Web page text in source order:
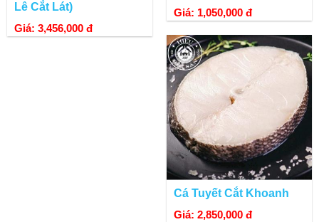
Lê Cắt Lát)
Giá: 3,456,000 đ
Giá: 1,050,000 đ
Cá Tuyết Cắt Khoanh
Giá: 2,850,000 đ